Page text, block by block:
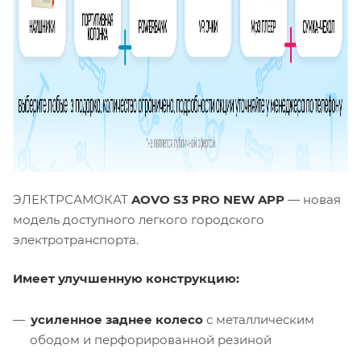
ЭЛЕКТРСАМОКАТ AOVO S3 PRO NEW APP — новая
модель доступного легкого городского
электротранспорта.
Имеет улучшенную конструкцию:
усиленное заднее колесо с металлическим
ободом и перфорированной резиной